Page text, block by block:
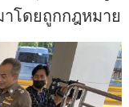
โดยถูกกฎหมาย